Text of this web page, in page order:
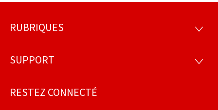
Pied
page
RUBRIQUES
SUPPORT
RESTEZ CONNECTÉ